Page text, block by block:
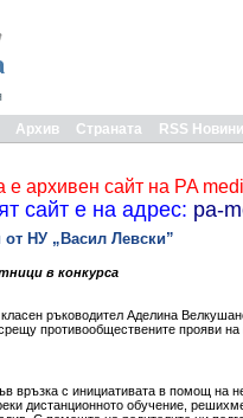
Архив Страната RSS Новини
е архивен сайт на PA
сайт е на адрес: pa-
от НУ „Васил Левски”
в конкурса
ръководител Аделина
противообществените прояви
връзка с инициативата в помощ на
дистанционното обучение,